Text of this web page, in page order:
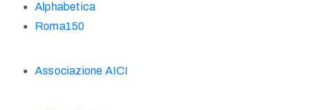
Alphabetica
Roma150
Associazione AICI